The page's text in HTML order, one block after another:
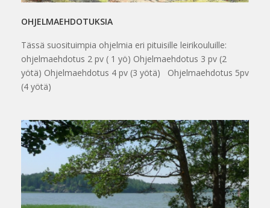
OHJELMAEHDOTUKSIA
Tässä suosituimpia ohjelmia eri pituisille leirikouluille:
ohjelmaehdotus 2 pv ( 1 yö) Ohjelmaehdotus 3 pv (2
yötä) Ohjelmaehdotus 4 pv (3 yötä) Ohjelmaehdotus 5pv
(4 yötä)